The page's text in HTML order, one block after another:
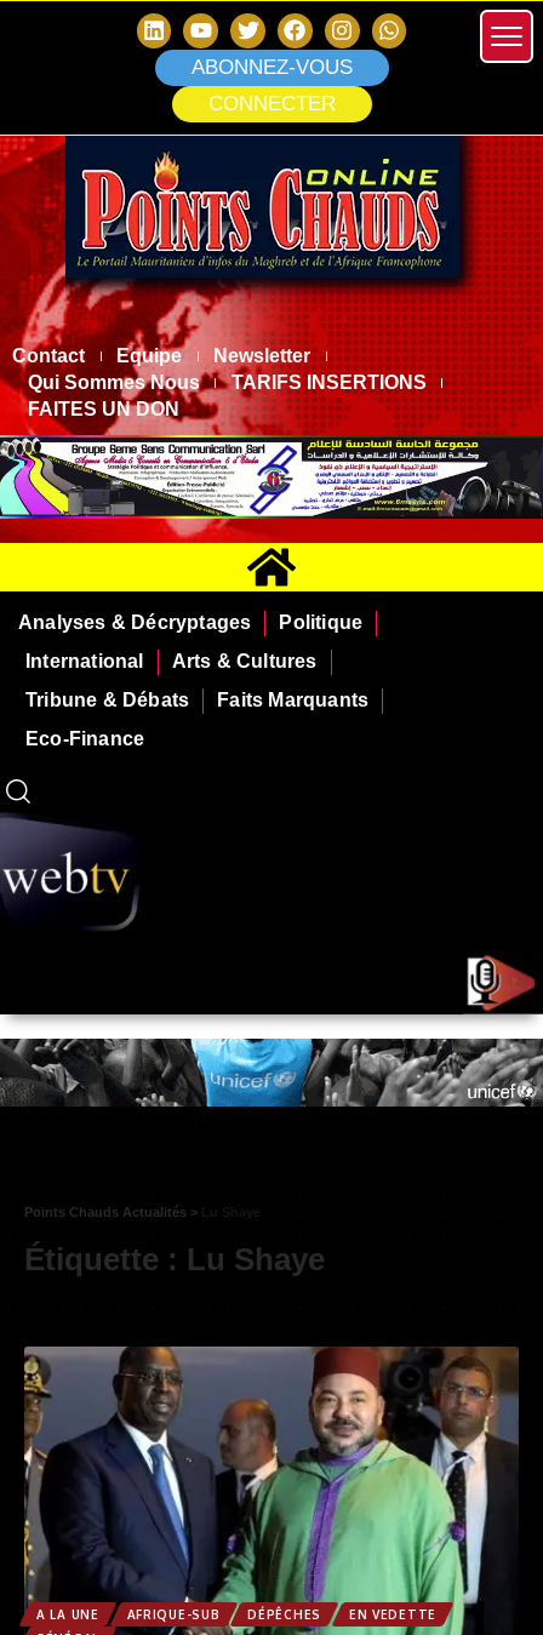
ABONNEZ-VOUS
CONNECTER
Contact Equipe
Newsletter
Qui Sommes Nous
TARIFS INSERTIONS
FAITES UN DON
Analyses & Décryptages
Politique
International
Arts & Cultures
Tribune & Débats
Faits Marquants
Eco-Finance
Points Chauds Actualités >
Étiquette : Lu Shaye
A LA UNE AFRIQUE-SUB DÉPÊCHES
EN VEDETTE